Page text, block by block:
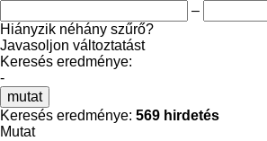
–
Hiányzik néhány szűrő?
Javasoljon változtatást
Keresés eredménye:
-
mutat
Keresés eredménye: 569 hirdetés
Mutat